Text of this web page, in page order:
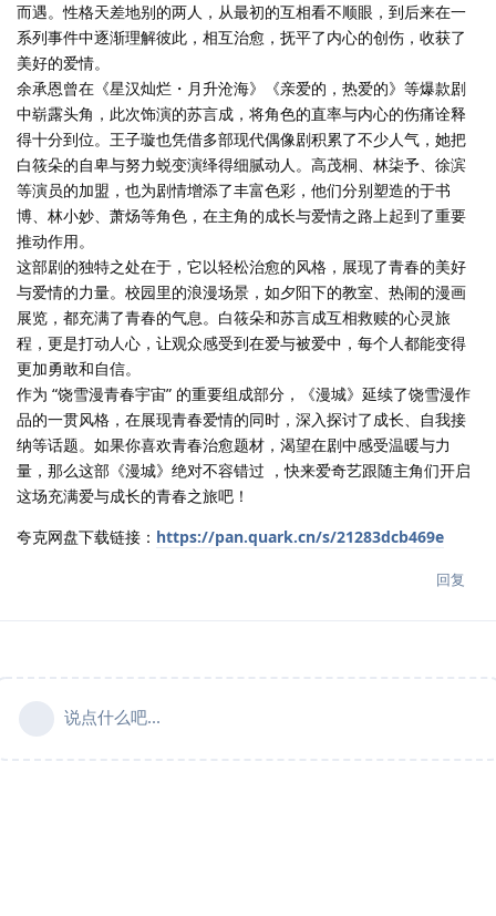
而遇。性格天差地别的两人，从最初的互相看不顺眼，到后来在一
系列事件中逐渐理解彼此，相互治愈，抚平了内心的创伤，收获了
美好的爱情。
余承恩曾在《星汉灿烂・月升沧海》《亲爱的，热爱的》等爆款剧
中崭露头角，此次饰演的苏言成，将角色的直率与内心的伤痛诠释
得十分到位。王子璇也凭借多部现代偶像剧积累了不少人气，她把
白筱朵的自卑与努力蜕变演绎得细腻动人。高茂桐、林柒予、徐滨
等演员的加盟，也为剧情增添了丰富色彩，他们分别塑造的于书
博、林小妙、萧炀等角色，在主角的成长与爱情之路上起到了重要
推动作用。
这部剧的独特之处在于，它以轻松治愈的风格，展现了青春的美好
与爱情的力量。校园里的浪漫场景，如夕阳下的教室、热闹的漫画
展览，都充满了青春的气息。白筱朵和苏言成互相救赎的心灵旅
程，更是打动人心，让观众感受到在爱与被爱中，每个人都能变得
更加勇敢和自信。
作为 “饶雪漫青春宇宙” 的重要组成部分，《漫城》延续了饶雪漫作
品的一贯风格，在展现青春爱情的同时，深入探讨了成长、自我接
纳等话题。如果你喜欢青春治愈题材，渴望在剧中感受温暖与力
量，那么这部《漫城》绝对不容错过 ，快来爱奇艺跟随主角们开启
这场充满爱与成长的青春之旅吧！
夸克网盘下载链接： https://pan.quark.cn/s/21283dcb469e
回复
说点什么吧...